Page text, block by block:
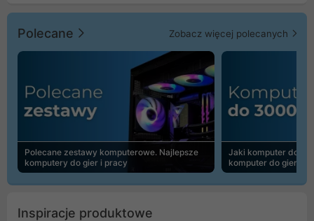
Polecane Zobacz więcej polecanych
Polecane zestawy komputerowe. Najlepsze
komputery do gier i pracy
Jaki komputer do
komputer do gier |
Inspiracje produktowe